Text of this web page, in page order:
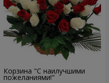
Корзина "С наилучшими
пожеланиями!"